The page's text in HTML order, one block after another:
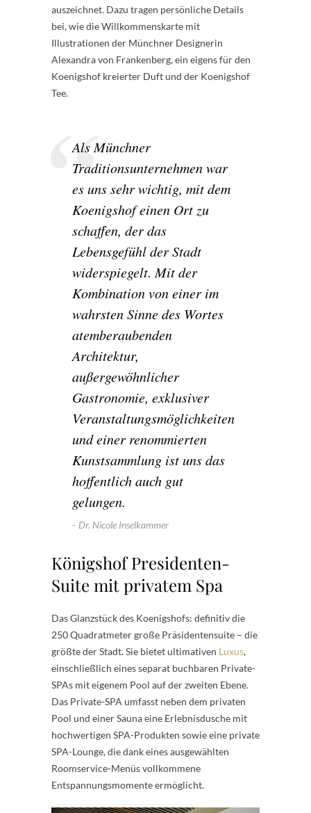
auszeichnet. Dazu tragen persönliche Details
bei, wie die Willkommenskarte mit
Illustrationen der Münchner Designerin
Alexandra von Frankenberg, ein eigens für den
Koenigshof kreierter Duft und der Koenigshof
Tee.
Als Münchner
Traditionsunternehmen war
es uns sehr wichtig, mit dem
Koenigshof einen Ort zu
schaffen, der das
Lebensgefühl der Stadt
widerspiegelt. Mit der
Kombination von einer im
wahrsten Sinne des Wortes
atemberaubenden
Architektur,
außergewöhnlicher
Gastronomie, exklusiver
Veranstaltungsmöglichkeiten
und einer renommierten
Kunstsammlung ist uns das
hoffentlich auch gut
gelungen.
Dr. Nicole Inselkammer
Königshof Presidenten-
Suite mit privatem Spa
Das Glanzstück des Koenigshofs: definitiv die
250 Quadratmeter große Präsidentensuite – die
größte der Stadt. Sie bietet ultimativen Luxus,
einschließlich eines separat buchbaren Private-
SPAs mit eigenem Pool auf der zweiten Ebene.
Das Private-SPA umfasst neben dem privaten
Pool und einer Sauna eine Erlebnisdusche mit
hochwertigen SPA-Produkten sowie eine private
SPA-Lounge, die dank eines ausgewählten
Roomservice-Menüs vollkommene
Entspannungsmomente ermöglicht.